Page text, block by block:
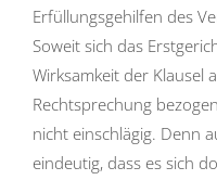
Erfüllungsgehilfen des
Soweit sich das
Wirksamkeit der Klausel
Rechtsprechung
nicht einschlägig. Denn
eindeutig, dass es sich